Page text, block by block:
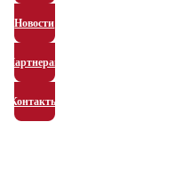
Новости
Партнерам
Контакты